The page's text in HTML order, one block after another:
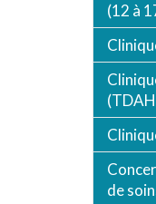
(12 à
de